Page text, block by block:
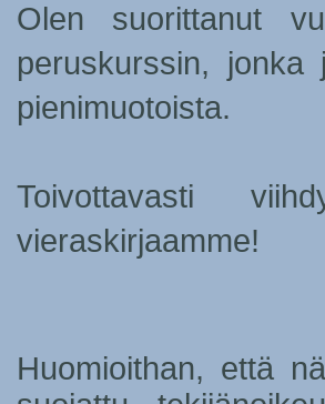
Olen suorittanut
peruskurssin, jonka
pienimuotoista.
Toivottavasti
vieraskirjaamme!
Huomioithan, että